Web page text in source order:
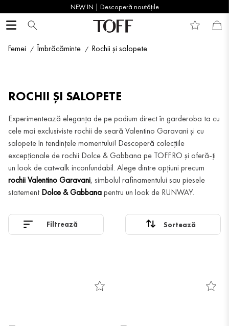
NEW IN | Descoperă noutățile
Femei Îmbrăcăminte Rochii și salopete
ROCHII ȘI SALOPETE
Experimentează eleganța de pe podium direct în garderoba ta cu
cele mai exclusiviste rochii de seară Valentino Garavani și cu
salopete în tendințele momentului! Descoperă colecțiile
excepționale de rochii Dolce & Gabbana pe TOFF.RO și oferă-ți
un look de catwalk inconfundabil. Alege dintre opțiuni precum
rochii Valentino Garavani, simbolul rafinamentului sau piesele
statement Dolce & Gabbanapentru un look de RUNWAY.
Filtrează